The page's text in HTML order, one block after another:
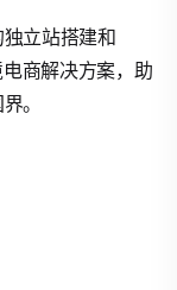
立站搭建和
商解决方案，助
。